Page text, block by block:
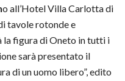
o all’Hotel Villa Carlotta di
tavole rotonde e
figura di Oneto in tutti i
sarà presentato il
di un uomo libero”, edito